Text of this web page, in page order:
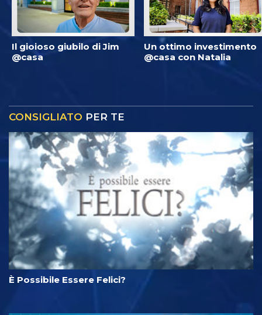
Il gioioso giubilo di Jim
@casa
Un ottimo investimento
@casa con Natalia
CONSIGLIATO PER TE
È Possibile Essere Felici?